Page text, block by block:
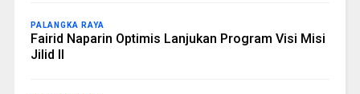
PALANGKA RAYA
Fairid Naparin Optimis Lanjukan Program Visi Misi
Jilid II